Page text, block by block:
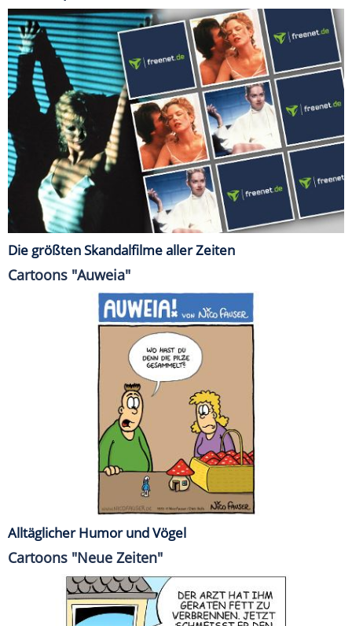
Die größten Skandalfilme aller Zeiten
Cartoons "Auweia"
Alltäglicher Humor und Vögel
Cartoons "Neue Zeiten"